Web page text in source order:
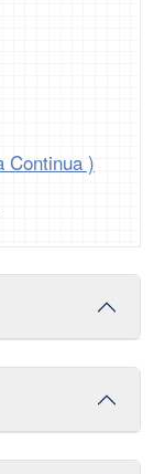
Continua )